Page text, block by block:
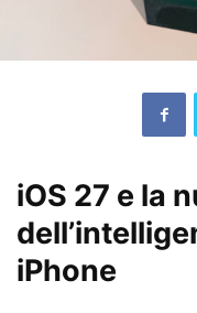
iOS 27 e la
iPhone